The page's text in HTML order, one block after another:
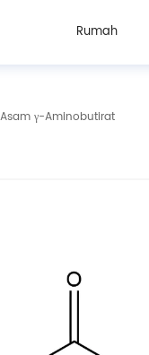
Rumah
γ-Aminobutirat